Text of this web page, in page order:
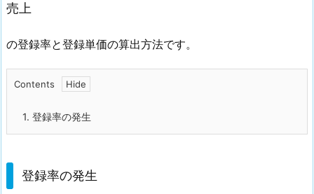
売上
の登録率と登録単価の算出方法です。
Contents
1. 登録率の発生
登録率の発生